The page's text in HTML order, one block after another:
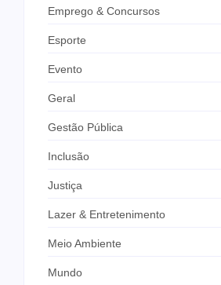
Emprego & Concursos
Esporte
Evento
Geral
Gestão Pública
Inclusão
Justiça
Lazer & Entretenimento
Meio Ambiente
Mundo